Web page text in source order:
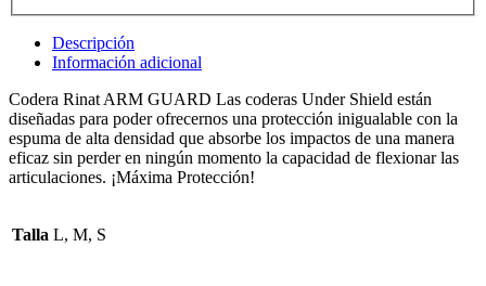
Descripción
Información adicional
Codera Rinat ARM GUARD Las coderas Under Shield están
diseñadas para poder ofrecernos una protección inigualable con la
espuma de alta densidad que absorbe los impactos de una manera
eficaz sin perder en ningún momento la capacidad de flexionar las
articulaciones. ¡Máxima Protección!
Talla L, M, S